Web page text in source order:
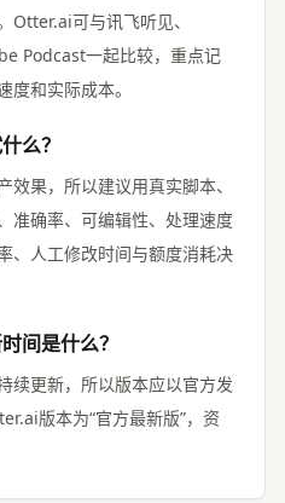
Otter.ai可与讯飞听见、
Podcast一起比较，重点记
度和实际成本。
么？
果，所以建议用真实脚本、
准确率、可编辑性、处理速度
、人工修改时间与额度消耗决
间是什么？
续更新，所以版本应以官方发
版本为“官方最新版”，资